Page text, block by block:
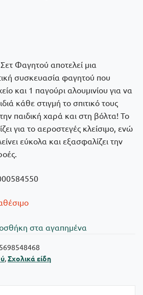
Φαγητού αποτελεί μια
συσκευασία φαγητού που
και 1 παγούρι αλουμινίου για να
κάθε στιγμή το σπιτικό τους
παιδική χαρά και στη βόλτα! Το
για το αεροστεγές κλείσιμο, ενώ
εύκολα και εξασφαλίζει την
στα αγαπημένα
,Σχολικά είδη